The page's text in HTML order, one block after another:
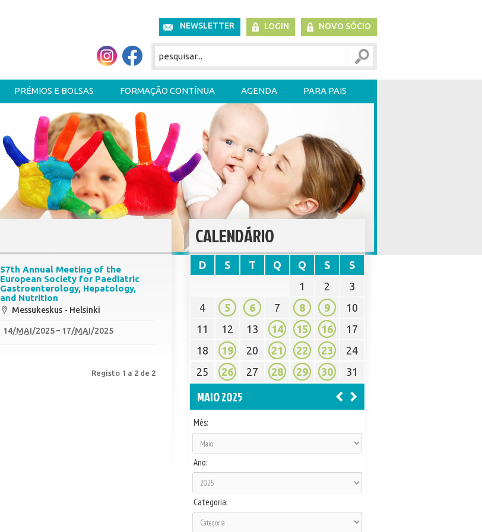
NEWSLETTER LOGIN NOVO SÓCIO
PRÉMIOS E BOLSAS FORMAÇÃO CONTÍNUA AGENDA PARA PAIS
57th Annual Meeting of the
European Society for Paediatric
Gastroenterology, Hepatology,
and Nutrition
Messukeskus - Helsinki
14/MAI/2025 17/MAI/2025
Registo 1 a 2 de 2
CALENDÁRIO
D S T Q Q S
S
1
2
3
4
5 6 7 8 9
10
11
12 13 14 15 16
17
18
19 20 21 22 23
24
25
26 27 28 29 30 31
MAIO 2025
Mês:
Ano:
Categoria: